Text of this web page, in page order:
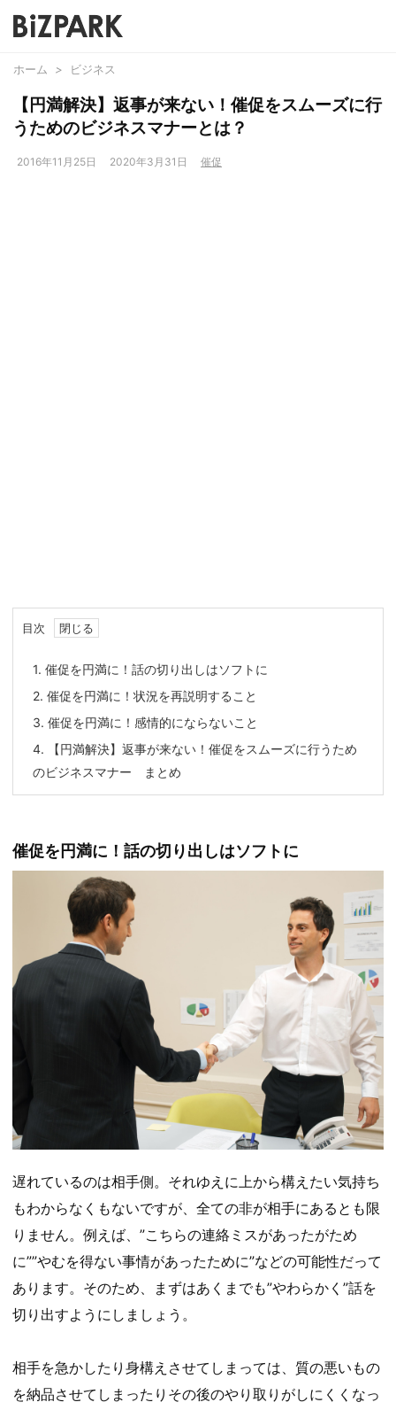
ホーム > ビジネス
【円満解決】返事が来ない！催促をスムーズに行
うためのビジネスマナーとは？
2016年11月25日 2020年3月31日 催促
目次
1. 催促を円満に！話の切り出しはソフトに
2. 催促を円満に！状況を再説明すること
3. 催促を円満に！感情的にならないこと
4. 【円満解決】返事が来ない！催促をスムーズに行うため
のビジネスマナー まとめ
催促を円満に！話の切り出しはソフトに
遅れているのは相手側。それゆえに上から構えたい気持ち
もわからなくもないですが、全ての非が相手にあるとも限
りません。例えば、”こちらの連絡ミスがあったがため
に””やむを得ない事情があったために”などの可能性だって
あります。そのため、まずはあくまでも”やわらかく”話を
切り出すようにしましょう。
相手を急かしたり身構えさせてしまっては、質の悪いもの
を納品させてしまったりその後のやり取りがしにくくなっ